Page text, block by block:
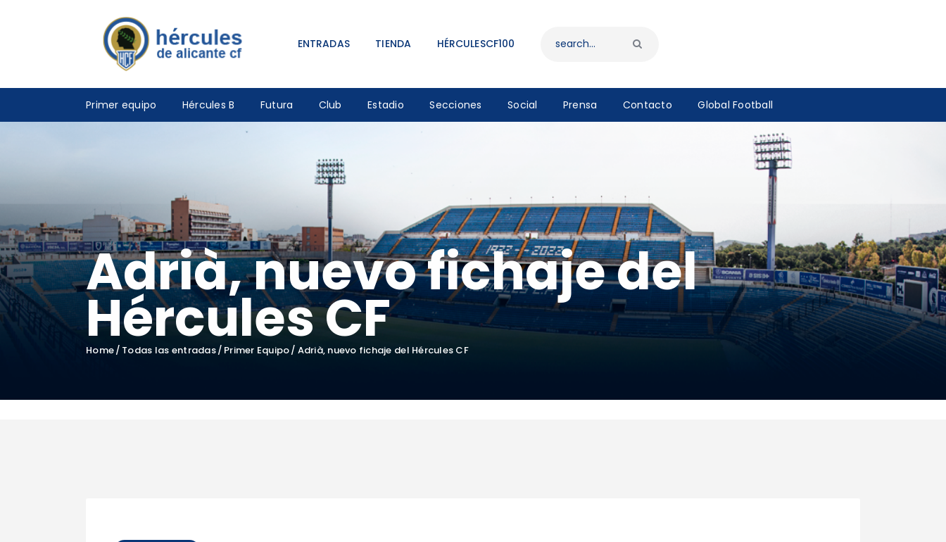
ENTRADAS TIENDA HÉRCULESCF100
Primer equipo Hércules B Futura Club Estadio Secciones Social Prensa Contacto Global Football
Adrià, nuevo fichaje del
Hércules CF
Home Todas las entradas Primer Equipo Adrià, nuevo fichaje del Hércules CF
TIENDA